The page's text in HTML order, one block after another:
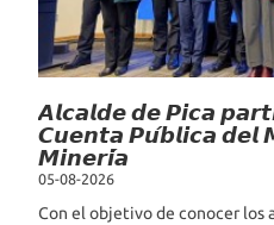
𝘼𝙡𝙘𝙖𝙡𝙙𝙚 𝙙𝙚 𝙋𝙞𝙘𝙖
𝘾𝙪𝙚𝙣𝙩𝙖 𝙋𝙪́𝙗𝙡𝙞𝙘𝙖 𝙙𝙚𝙡
𝙈𝙞𝙣𝙚𝙧𝙞́𝙖
05-08-2026
Con el objetivo de conocer los